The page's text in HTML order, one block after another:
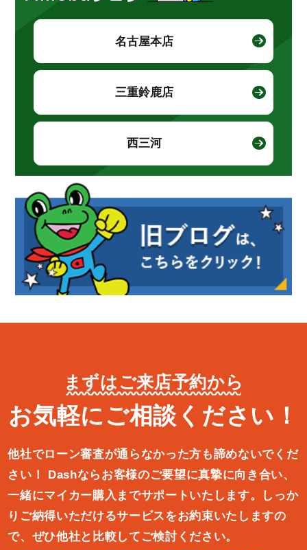
名古屋本店
三重鈴鹿店
西三河
まずはご来店予約から
お気軽にご相談ください！
他社でローン審査が通らなかった方も諦めないでくだ
さい！
Dashならお客様のご要望に真摯に向き合い、
一緒にマイカー購入ま でサポートいたします。しっか
りご納得いただけるサービスをお約束いたしますの
で、ぜひ他社と比較してご検討ください。